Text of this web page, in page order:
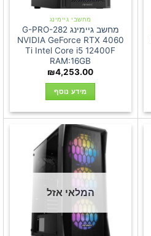
מחשבי גיימינג
מחשב גיימינג G-PRO-282
NVIDIA GeForce RTX 4060
Ti Intel Core i5 12400F
RAM:16GB
₪4,253.00
מידע נוסף
המלאי אזל